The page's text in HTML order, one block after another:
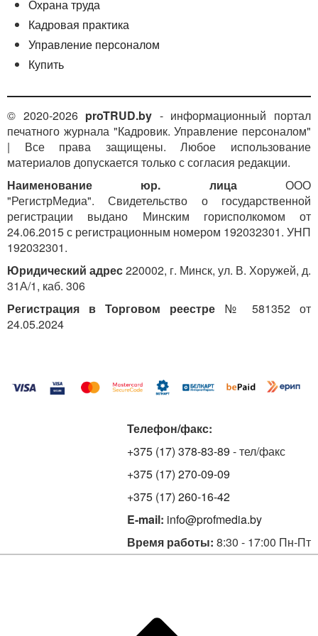
нормированный рабочий день с 8.30 до 17.30,
обеденный перерыв продолжительностью 1 час,
рабочие дни с понедельника по пятницу, а в
реальности в организации работники нескольких
подразделениях установлено гибкое рабочее время.
Особое внимание следует обратить на трудовую
функцию, предусмотренную в трудовых договорах
(контрактах) работников (п. 3ч. 2 ст. 19 ТК),
а именно, соответствует ли наименование
должности служащего (профессии рабочего)
квалификационным справочникам и нормативным
правовым актам, регламентирующим деятельность
работников по отдельным должностям служащих.
Исходя из реальной картины с учетом требований
трудового законодательства и учредительных
документов следует проверить и восстановить
необходимые кадровые документы.
Охрана труда
Кадровая практика
Управление персоналом
Купить
© 2020-2026 proTRUD.by - информационный портал
печатного журнала "Кадровик. Управление персоналом"
| Все права защищены. Любое использование
материалов допускается только с согласия редакции.
Наименование юр. лицаООО
"РегистрМедиа". Свидетельство о государственной
регистрации выдано Минским горисполкомом от
24.06.2015 с регистрационным номером 192032301. УНП
192032301.
Юридический адрес220002, г. Минск, ул. В. Хоружей, д.
31А/1, каб. 306
Регистрация в Торговом реестре № 581352 от
24.05.2024
Телефон/факс:
+375 (17) 378-83-89 - тел/факс
+375 (17) 270-09-09
+375 (17) 260-16-42
E-mail: info@profmedia.by
Время работы: 8:30 - 17:00 Пн-Пт